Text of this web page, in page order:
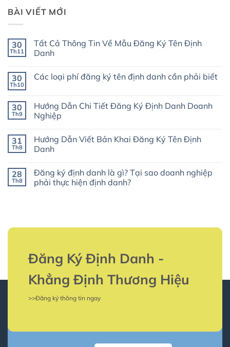
BÀI VIẾT MỚI
30
Th11
Tất Cả Thông Tin Về Mẫu Đăng Ký Tên Định
Danh
bình
Cả
Thông
Tin
Đăng
Ký
Tên
30
Th10
Các loại phí đăng ký tên định danh cần phải biết
luận
ở
Các
đăng
ký
tên
cần
phải
biết
30
Th9
Hướng Dẫn Chi Tiết Đăng Ký Định Danh Doanh
Nghiệp
bình
luận
ở
Chi
Tiết
Đăng
31
Th8
Hướng Dẫn Viết Bản Khai Đăng Ký Tên Định
Danh
bình
luận
ở
Đăng
Danh
28
Th8
Đăng ký định danh là gì? Tại sao doanh nghiệp
phải thực hiện định danh?
Đăng
là
gì?
sao
doanh
nghiệp
thực
Đăng Ký Định Danh -
Khẳng Định Thương Hiệu
>>Đăng ký thông tin ngay